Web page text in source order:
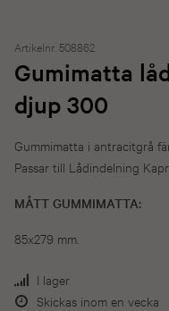
Artikelnr. 508862
Gumimatta
djup 300
Gummimatta i antracitgrå
Passar till Lådindelning
MÅTT GUMMIMATTA:
85x279 mm.
I lager
Skickas inom en vecka